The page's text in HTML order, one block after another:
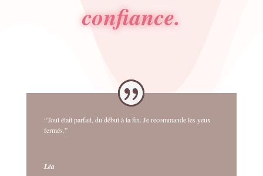
confiance.
“Tout était parfait, du début à la fin. Je recommande les yeux
fermés.”
Léa